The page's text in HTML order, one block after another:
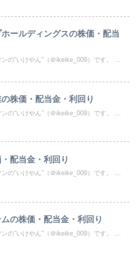
ールディングスの株価・配当
の“いけやん”（＠ikeike_009）です。 ...
株価・配当金・利回り
の“いけやん”（＠ikeike_009）です。 ...
配当金・利回り
の“いけやん”（＠ikeike_009）です。 ...
の株価・配当金・利回り
の“いけやん”（＠ikeike_009）です。 ...